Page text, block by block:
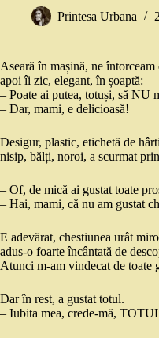
Printesa Urbana
Aseară în mașină, ne
apoi îi zic, elegant, în șoaptă:
– Poate ai putea, totuși, să NU
– Dar, mami, e delicioasă!
Desigur, plastic, etichetă de
nisip, bălți, noroi, a scurmat
– Of, de mică ai gustat toate
– Hai, mami, că nu am gustat
E adevărat, chestiunea urât
adus-o foarte încântată de
Atunci m-am vindecat de toate
Dar în rest, a gustat totul.
– Iubita mea, crede-mă,